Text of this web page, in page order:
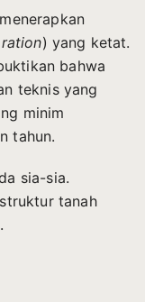
menerapkan
) yang ketat.
bahwa
teknis yang
minim
tahun.
sia-sia.
tanah